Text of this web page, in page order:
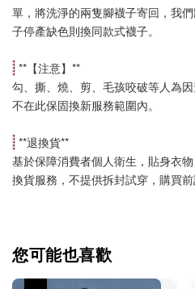
單，將洗淨的兩隻腳襪子寄回，我
子停產缺色則換同款式襪子。
**【注意】**
勾、撕、燒、剪、毛孩咬破等人為因
不在此保固換新服務範圍內。
**退換貨**
基於保障消費者個人衛生，貼身衣
換貨服務，不提供拆封試穿，購買前
您可能也喜歡